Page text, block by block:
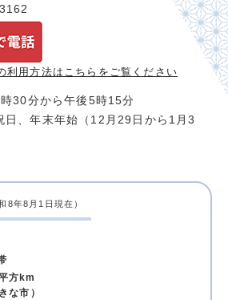
利用方法は こちらをご覧ください
30分から午後5時15分
、年末年始（12月29日から1月3
8年8月1日現在）
方km
な市）